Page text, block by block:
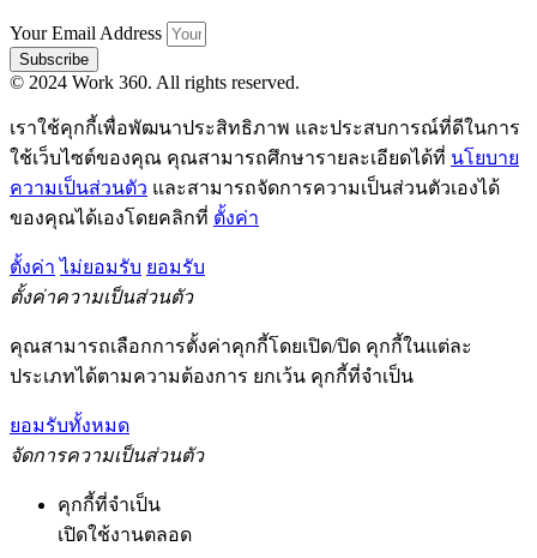
Your Email Address
Subscribe
© 2024 Work 360. All rights reserved.
เราใช้คุกกี้เพื่อพัฒนาประสิทธิภาพ และประสบการณ์ที่ดีในการ
ใช้เว็บไซต์ของคุณ คุณสามารถศึกษารายละเอียดได้ที่ นโยบาย
ความเป็นส่วนตัว และสามารถจัดการความเป็นส่วนตัวเองได้
ของคุณได้เองโดยคลิกที่ ตั้งค่า
ตั้งค่า ไม่ยอมรับ ยอมรับ
ตั้งค่าความเป็นส่วนตัว
คุณสามารถเลือกการตั้งค่าคุกกี้โดยเปิด/ปิด คุกกี้ในแต่ละ
ประเภทได้ตามความต้องการ ยกเว้น คุกกี้ที่จำเป็น
ยอมรับทั้งหมด
จัดการความเป็นส่วนตัว
คุกกี้ที่จำเป็น
เปิดใช้งานตลอด